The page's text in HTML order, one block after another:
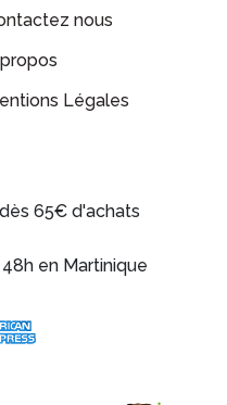
nous
Légales
65€ d'achats
en Martinique